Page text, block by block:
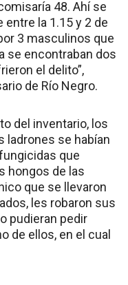
48. Ahí se
la 1.15 y 2 de
3 masculinos que
se encontraban dos
el delito”,
de Río Negro.
del inventario, los
ladrones se habían
que
hongos de las
que se llevaron
les robaron sus
pudieran pedir
de ellos, en el cual